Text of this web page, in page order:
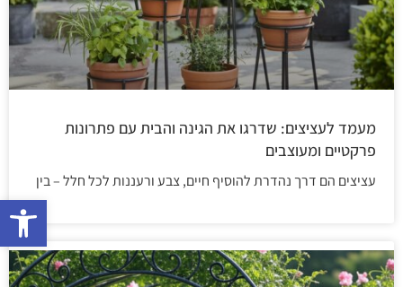
מעמד לעציצים: שדרגו את הגינה והבית עם פתרונות
פרקטיים ומעוצבים
עציצים הם דרך נהדרת להוסיף חיים, צבע ורעננות לכל חלל – בין